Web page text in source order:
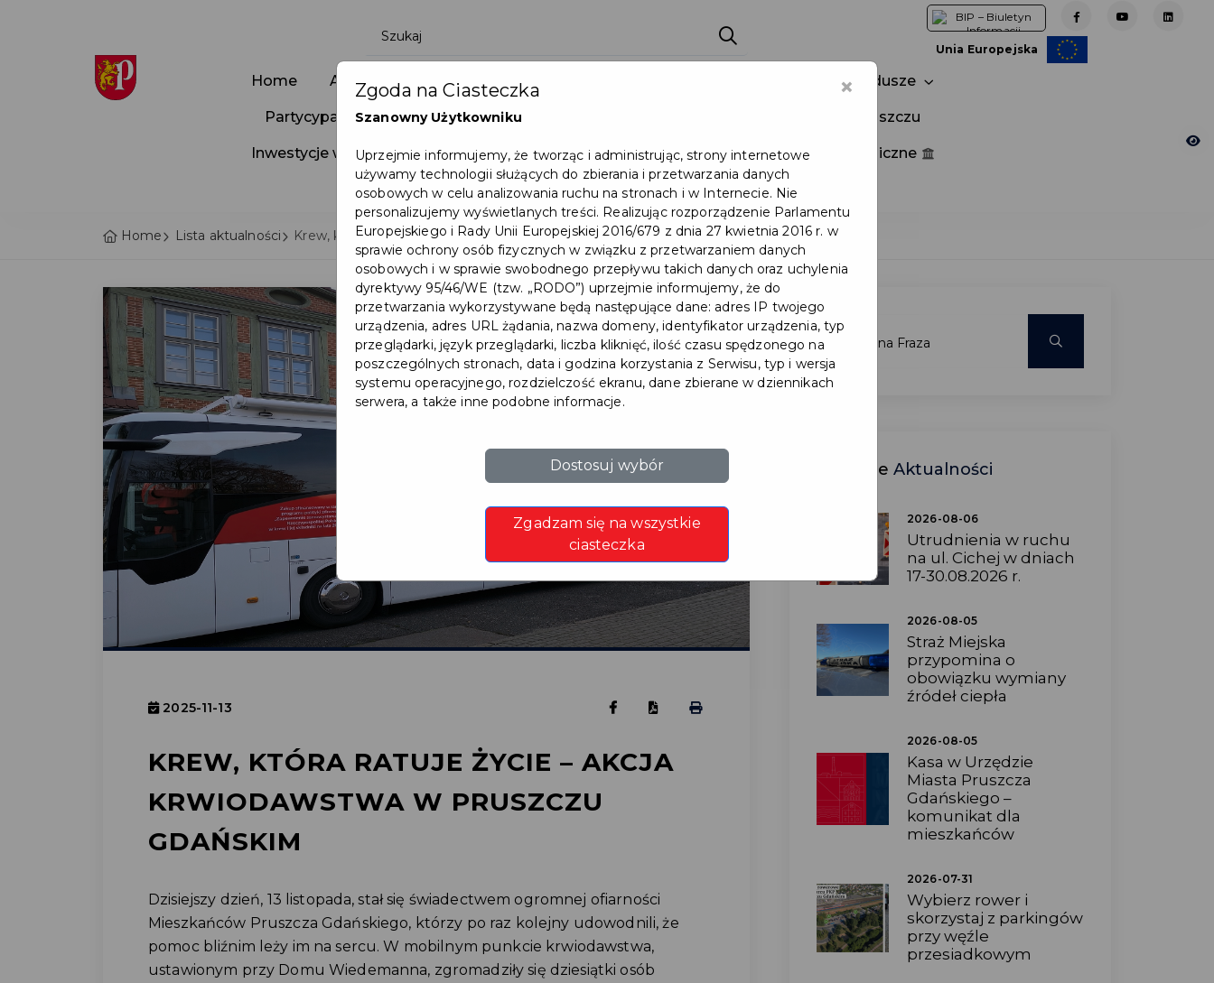
Unia Europejska
Home Aktualności Wydarzenia Fundusze
Partycypacja Społeczna Programy Zainwestuj w Pruszczu
Inwestycje w Pruszczu Mapa Miasta Załatw sprawę Zamówienia publiczne
Ochrona ludności
Home Lista aktualności Krew, która ratuje życie – akcja krwiodawstwa w Pruszczu Gdańskim
2025-11-13
KREW, KTÓRA RATUJE ŻYCIE – AKCJA
KRWIODAWSTWA W PRUSZCZU
GDAŃSKIM
Dzisiejszy dzień, 13 listopada, stał się świadectwem ogromnej ofiarności
Mieszkańców Pruszcza Gdańskiego, którzy po raz kolejny udowodnili, że
pomoc bliźnim leży im na sercu. W mobilnym punkcie krwiodawstwa,
ustawionym przy Domu Wiedemanna, zgromadziły się dziesiątki osób
Ostatnie Aktualności
2026-08-06
Utrudnienia w ruchu
na ul. Cichej w dniach
17-30.08.2026 r.
2026-08-05
Straż Miejska
przypomina o
obowiązku wymiany
źródeł ciepła
2026-08-05
Kasa w Urzędzie
Miasta Pruszcza
Gdańskiego –
komunikat dla
mieszkańców
2026-07-31
Wybierz rower i
skorzystaj z parkingów
przy węźle
przesiadkowym
×
Zgoda na Ciasteczka
Szanowny Użytkowniku
Uprzejmie informujemy, że tworząc i administrując, strony internetowe
używamy technologii służących do zbierania i przetwarzania danych
osobowych w celu analizowania ruchu na stronach i w Internecie. Nie
personalizujemy wyświetlanych treści. Realizując rozporządzenie Parlamentu
Europejskiego i Rady Unii Europejskiej 2016/679 z dnia 27 kwietnia 2016 r. w
sprawie ochrony osób fizycznych w związku z przetwarzaniem danych
osobowych i w sprawie swobodnego przepływu takich danych oraz uchylenia
dyrektywy 95/46/WE (tzw. „RODO”) uprzejmie informujemy, że do
przetwarzania wykorzystywane będą następujące dane: adres IP twojego
urządzenia, adres URL żądania, nazwa domeny, identyfikator urządzenia, typ
przeglądarki, język przeglądarki, liczba kliknięć, ilość czasu spędzonego na
poszczególnych stronach, data i godzina korzystania z Serwisu, typ i wersja
systemu operacyjnego, rozdzielczość ekranu, dane zbierane w dziennikach
serwera, a także inne podobne informacje.
Dostosuj wybór
Zgadzam się na wszystkie
ciasteczka